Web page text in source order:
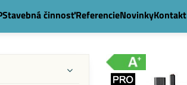
Stavebná činnosťReferencieNovinkyKontakt